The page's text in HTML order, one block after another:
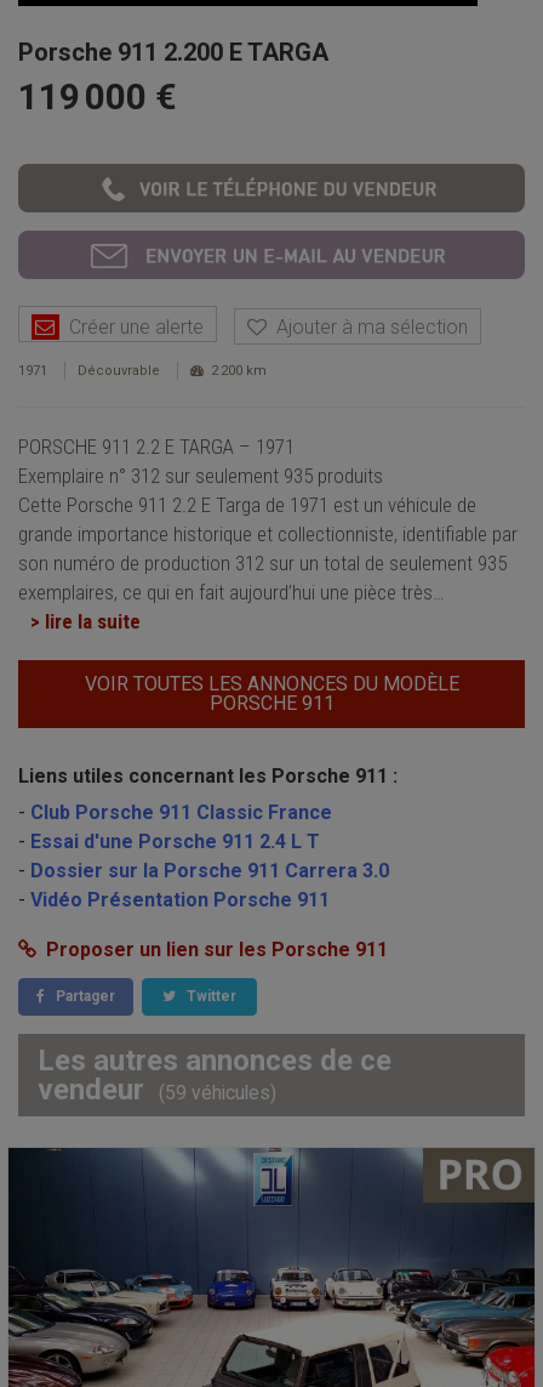
Porsche 911 2.200 E TARGA
119 000 €
Créer une alerte Ajouter à ma sélection
1971 Découvrable 2 200 km
PORSCHE 911 2.2 E TARGA – 1971
Exemplaire n° 312 sur seulement 935 produits
Cette Porsche 911 2.2 E Targa de 1971 est un véhicule de
grande importance historique et collectionniste, identifiable par
son numéro de production 312 sur un total de seulement 935
exemplaires, ce qui en fait aujourd’hui une pièce très
> lire la suite
VOIR TOUTES LES ANNONCES DU MODÈLE
PORSCHE 911
Liens utiles concernant les Porsche 911 :
- Club Porsche 911 Classic France
- Essai d'une Porsche 911 2.4 L T
- Dossier sur la Porsche 911 Carrera 3.0
- Vidéo Présentation Porsche 911
Proposer un lien sur les Porsche 911
Partager Twitter
Les autres annonces de ce
vendeur
(59 véhicules)